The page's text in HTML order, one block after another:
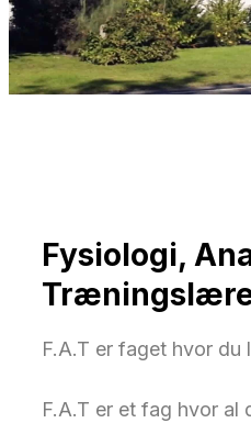
Fysiologi,
F.A.T er faget hvor
F.A.T er et fag hvor al